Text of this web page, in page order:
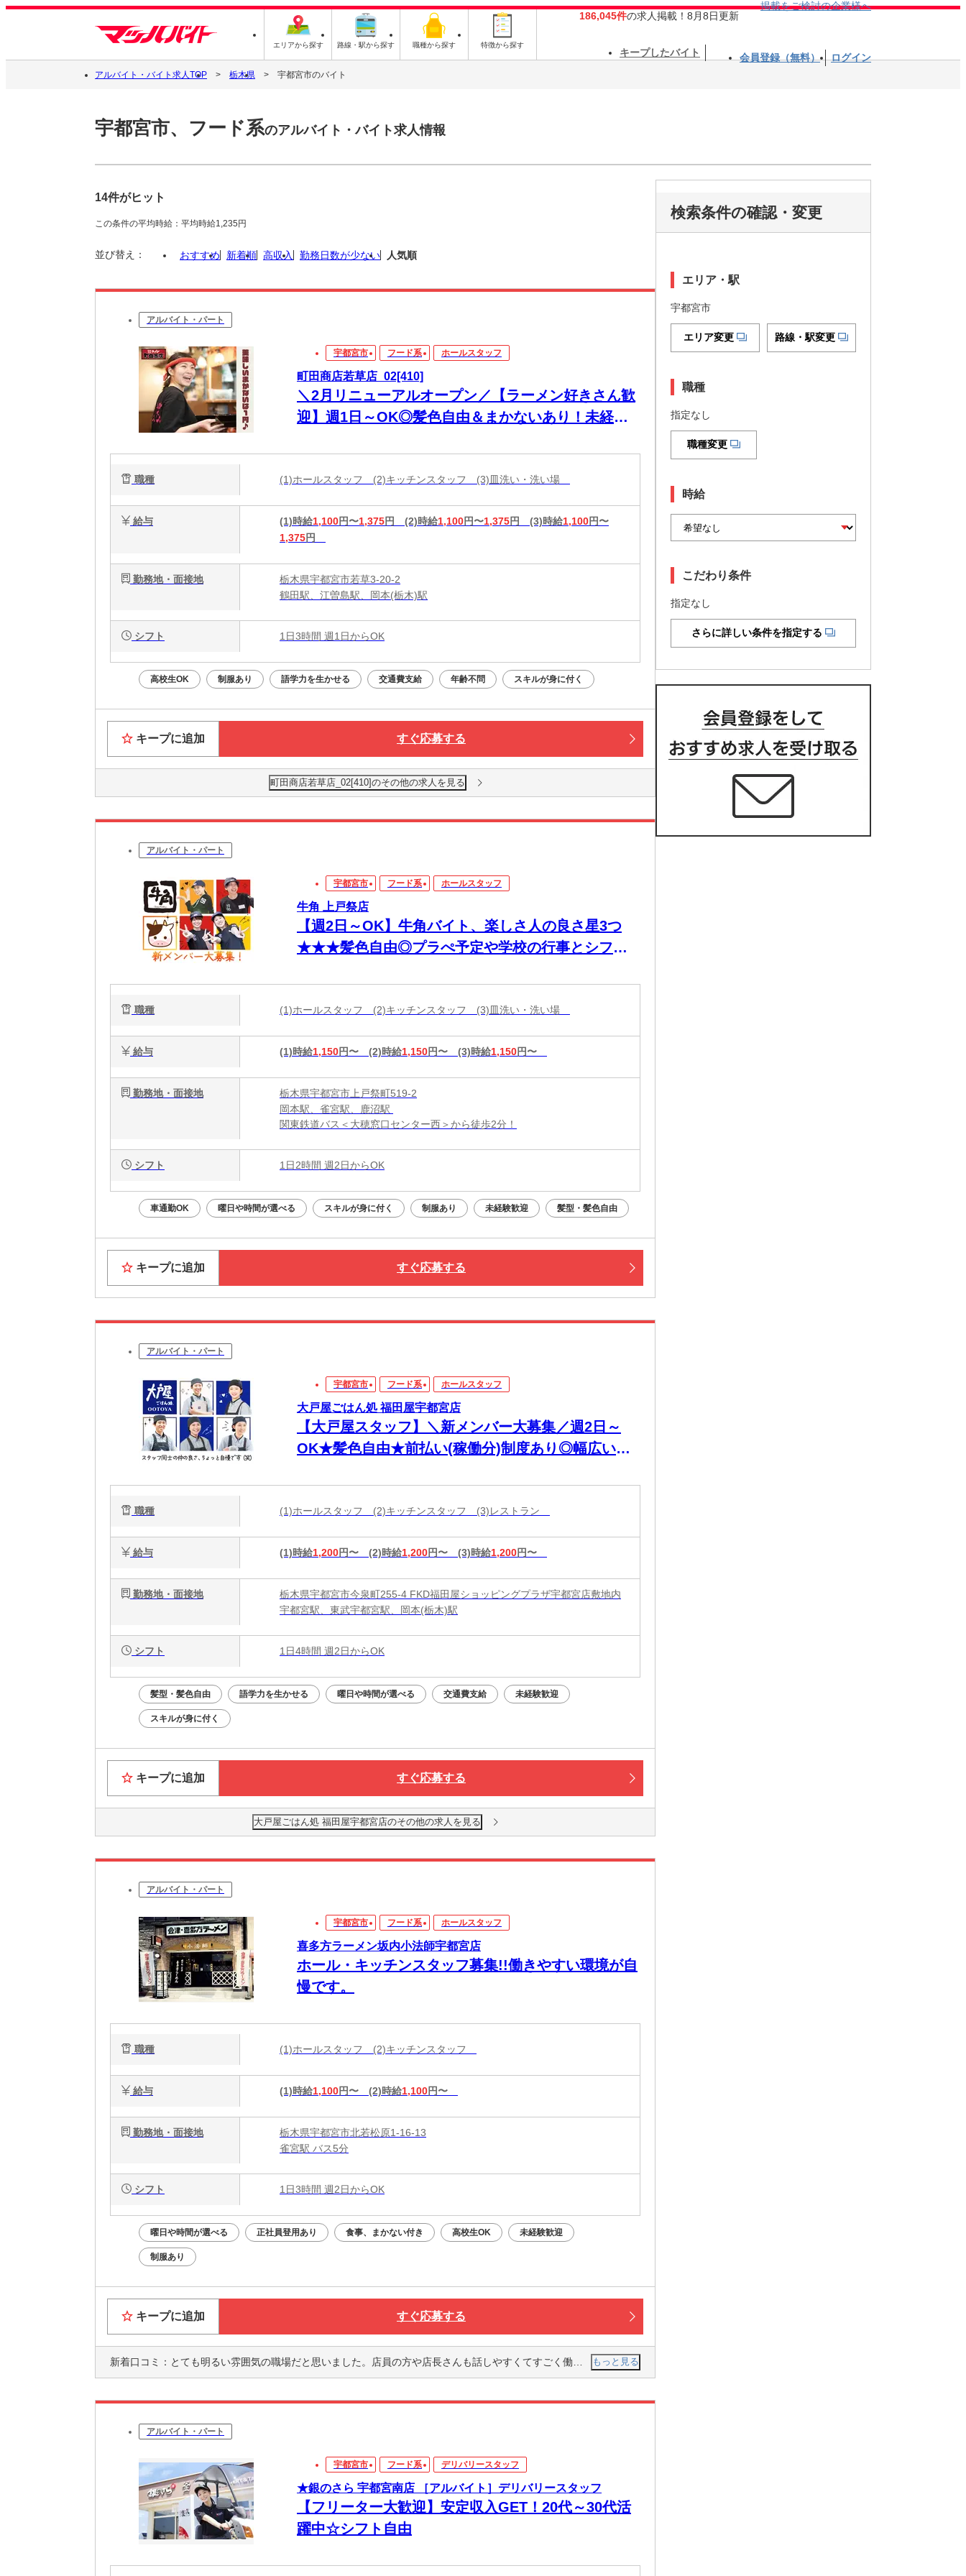
エリアから探す 路線・駅から探す 職種から探す 特徴から探す
186,045件の求人掲載！8月8日更新
掲載をご検討の企業様へ
キープしたバイト 会員登録（無料） ログイン
アルバイト・バイト求人TOP 栃木県 宇都宮市のバイト
宇都宮市、フード系のアルバイト・バイト求人情報
14件がヒット
この条件の平均時給：平均時給1,235円
並び替え： おすすめ 新着順 高収入 勤務日数が少ない 人気順
アルバイト・パート
宇都宮市 フード系 ホールスタッフ
町田商店若草店_02[410]
＼2月リニューアルオープン／【ラーメン好きさん歓
迎】週1日～OK◎髪色自由＆まかないあり！未経験
職種 (1)ホールスタッフ (2)キッチンスタッフ (3)皿洗い・洗い場
給与 (1)時給1,100円〜1,375円 (2)時給1,100円〜1,375円 (3)時給1,100円〜
1,375円
勤務地・面接地
栃木県宇都宮市若草3-20-2
鶴田駅、江曽島駅、岡本(栃木)駅
シフト 1日3時間 週1日からOK
高校生OK 制服あり 語学力を生かせる 交通費支給 年齢不問 スキルが身に付く
キープに追加 すぐ応募する
町田商店若草店_02[410]のその他の求人を見る
アルバイト・パート
宇都宮市 フード系 ホールスタッフ
牛角 上戸祭店
【週2日～OK】牛角バイト、楽しさ人の良さ星3つ
★★★髪色自由◎プラぺ予定や学校の行事とシフト
職種 (1)ホールスタッフ (2)キッチンスタッフ (3)皿洗い・洗い場
給与 (1)時給1,150円〜 (2)時給1,150円〜 (3)時給1,150円〜
勤務地・面接地
栃木県宇都宮市上戸祭町519-2
岡本駅、雀宮駅、鹿沼駅
関東鉄道バス＜大穂窓口センター西＞から徒歩2分！
シフト 1日2時間 週2日からOK
車通勤OK 曜日や時間が選べる スキルが身に付く 制服あり 未経験歓迎 髪型・髪色自由
キープに追加 すぐ応募する
アルバイト・パート
宇都宮市 フード系 ホールスタッフ
大戸屋ごはん処 福田屋宇都宮店
【大戸屋スタッフ】＼新メンバー大募集／週2日～
OK★髪色自由★前払い(稼働分)制度あり◎幅広い年
職種 (1)ホールスタッフ (2)キッチンスタッフ (3)レストラン
給与 (1)時給1,200円〜 (2)時給1,200円〜 (3)時給1,200円〜
勤務地・面接地
栃木県宇都宮市今泉町255-4 FKD福田屋ショッピングプラザ宇都宮店敷地内
宇都宮駅、東武宇都宮駅、岡本(栃木)駅
シフト 1日4時間 週2日からOK
髪型・髪色自由 語学力を生かせる 曜日や時間が選べる 交通費支給 未経験歓迎
スキルが身に付く
キープに追加 すぐ応募する
大戸屋ごはん処 福田屋宇都宮店のその他の求人を見る
アルバイト・パート
宇都宮市 フード系 ホールスタッフ
喜多方ラーメン坂内小法師宇都宮店
ホール・キッチンスタッフ募集!!働きやすい環境が自
慢です。
職種 (1)ホールスタッフ (2)キッチンスタッフ
給与 (1)時給1,100円〜 (2)時給1,100円〜
勤務地・面接地
栃木県宇都宮市北若松原1-16-13
雀宮駅 バス5分
シフト 1日3時間 週2日からOK
曜日や時間が選べる 正社員登用あり 食事、まかない付き 高校生OK 未経験歓迎
制服あり
キープに追加 すぐ応募する
新着口コミ： とても明るい雰囲気の職場だと思いました。店員の方や店長さんも話しやすくてすごく働きやすい環境だと思います。 もっと見る
アルバイト・パート
宇都宮市 フード系 デリバリースタッフ
★銀のさら 宇都宮南店 ［アルバイト］デリバリースタッフ
【フリーター大歓迎】安定収入GET！20代～30代活
躍中☆シフト自由
検索条件の確認・変更
エリア・駅
宇都宮市
エリア変更 路線・駅変更
職種
指定なし
職種変更
時給
こだわり条件
指定なし
さらに詳しい条件を指定する